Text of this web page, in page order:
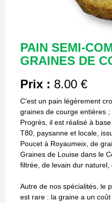
PAIN SEMI-
GRAINES DE
Prix : 8.00 €
C'est un pain légèrement
graines de courge entières
Progrès, il est réalisé à
T80, paysanne et locale,
Poucet à Royaumeix, de
Graines de Louise dans le
filtrée, de levain dur naturel,
Autre de nos spécialités, le
est rare : la graine a un